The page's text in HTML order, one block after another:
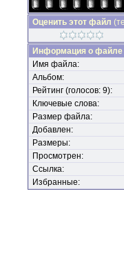
Оценить этот файл
Информация о файле
Имя файла:
Альбом:
Рейтинг (голосов: 9):
Ключевые слова:
Размер файла:
Добавлен:
Размеры:
Просмотрен:
Ссылка:
Избранные: